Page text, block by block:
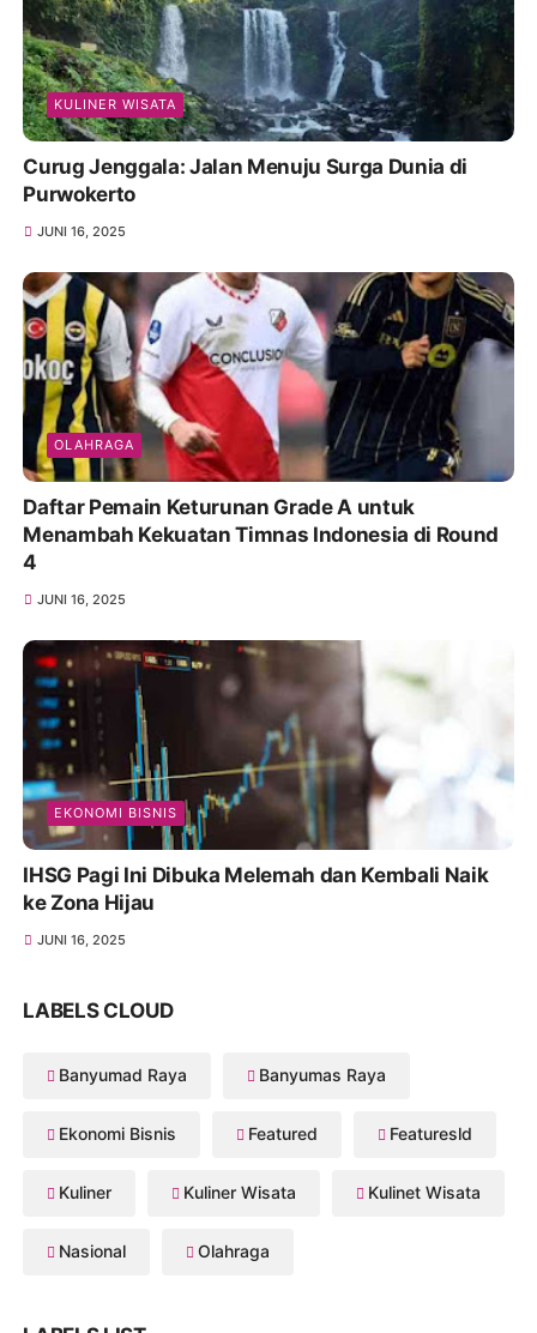
KULINER WISATA
Curug Jenggala: Jalan Menuju Surga Dunia di
Purwokerto
JUNI 16, 2025
OLAHRAGA
Daftar Pemain Keturunan Grade A untuk
Menambah Kekuatan Timnas Indonesia di Round
4
JUNI 16, 2025
EKONOMI BISNIS
IHSG Pagi Ini Dibuka Melemah dan Kembali Naik
ke Zona Hijau
JUNI 16, 2025
LABELS CLOUD
Banyumad Raya Banyumas Raya
Ekonomi Bisnis Featured Featuresld
Kuliner Kuliner Wisata Kulinet Wisata
Nasional Olahraga